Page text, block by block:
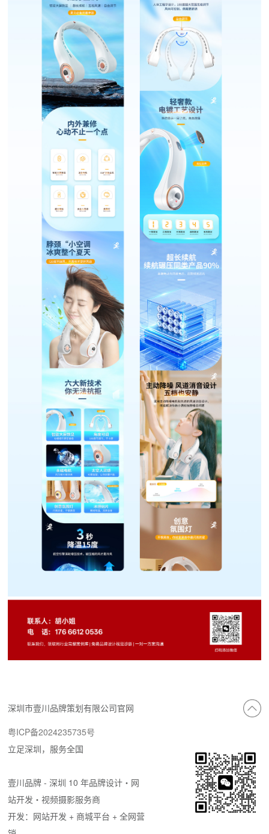
深圳市壹川品牌策划有限公司官网
粤ICP备2024235735号
立足深圳，服务全国
壹川品牌 - 深圳 10 年品牌设计・网
站开发・视频摄影服务商
开发：网站开发 + 商城平台 + 全网营